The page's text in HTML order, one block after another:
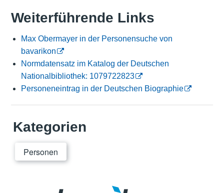
Weiterführende Links
Max Obermayer in der Personensuche von
bavarikon
Normdatensatz im Katalog der Deutschen
Nationalbibliothek: 1079722823
Personeneintrag in der Deutschen Biographie
Kategorien
Personen